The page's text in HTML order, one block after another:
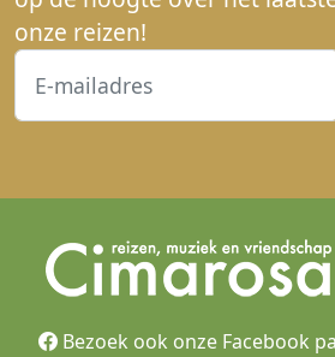
onze reizen!
Bezoek ook onze Facebook